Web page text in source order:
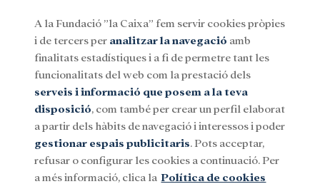
Menu
SocialInvestigació i bequesCultura
A la Fundació ”la Caixa” fem servir cookies pròpies
i de tercers per analitzar la navegació amb
finalitats estadístiques i a fi de permetre tant les
funcionalitats del web com la prestació dels
serveis i informació que posem a la teva
disposició, com també per crear un perfil elaborat
a partir dels hàbits de navegació i interessos i poder
gestionar espais publicitaris. Pots acceptar,
refusar o configurar les cookies a continuació. Per
a més informació, clica la Política de cookies